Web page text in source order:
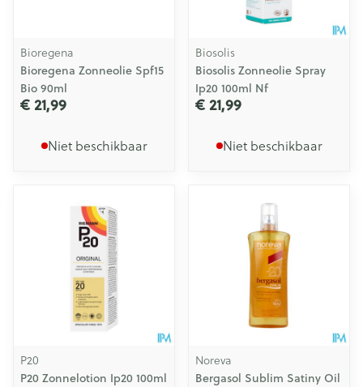
Bioregena
Bioregena Zonneolie Spf15
Bio 90ml
€ 21,99
Niet beschikbaar
Biosolis
Biosolis Zonneolie Spray
Ip20 100ml Nf
€ 21,99
Niet beschikbaar
P20
P20 Zonnelotion Ip20 100ml
Noreva
Bergasol Sublim Satiny Oil